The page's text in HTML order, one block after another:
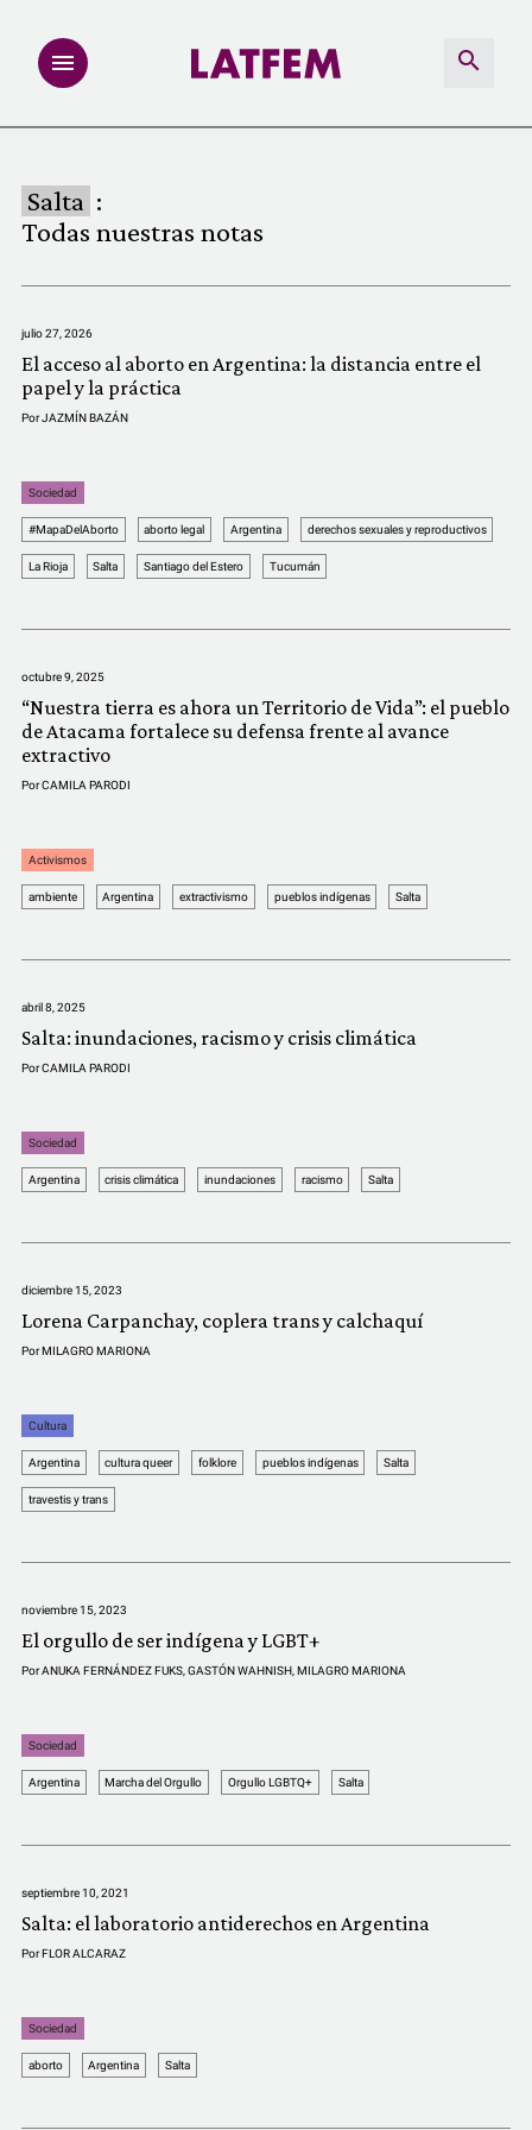
INVESTIGACIONES
MULTIMEDIA
LATFEMLAB.
PRODUCTOS
COMUNIDAD
Salta :
Todas nuestras notas
julio 27, 2026
El acceso al aborto en Argentina: la distancia entre el
papel y la práctica
PorJAZMÍN BAZÁN
Sociedad
#MapaDelAborto aborto legal Argentina derechos sexuales y reproductivos
La Rioja Salta Santiago del Estero Tucumán
octubre 9, 2025
“Nuestra tierra es ahora un Territorio de Vida”: el pueblo
de Atacama fortalece su defensa frente al avance
extractivo
PorCAMILA PARODI
Activismos
ambiente Argentina extractivismo pueblos indígenas Salta
abril 8, 2025
Salta: inundaciones, racismo y crisis climática
PorCAMILA PARODI
Sociedad
Argentina crisis climática inundaciones racismo Salta
diciembre 15, 2023
Lorena Carpanchay, coplera trans y calchaquí
PorMILAGRO MARIONA
Cultura
Argentina cultura queer folklore pueblos indígenas Salta
travestis y trans
noviembre 15, 2023
El orgullo de ser indígena y LGBT+
PorANUKA FERNÁNDEZ FUKS GASTÓN WAHNISH MILAGRO MARIONA
Sociedad
Argentina Marcha del Orgullo Orgullo LGBTQ+ Salta
septiembre 10, 2021
Salta: el laboratorio antiderechos en Argentina
PorFLOR ALCARAZ
Sociedad
aborto Argentina Salta